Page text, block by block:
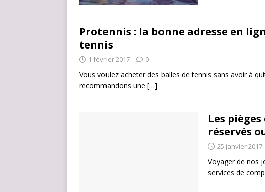
Protennis : la bonne adresse en
tennis
1 février 2017 0
Vous voulez acheter des balles de tennis sans avoir à
recommandons une […]
Les
réservés
25 janvier 2017
Voyager de nos
services de